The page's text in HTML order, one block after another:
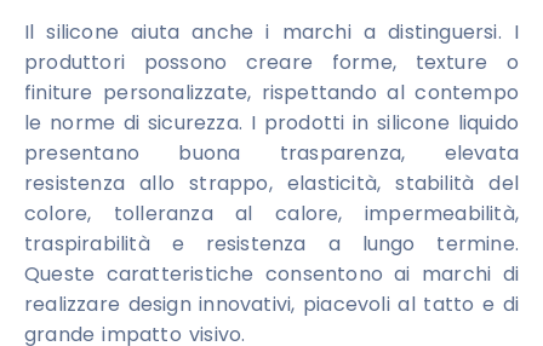
Il silicone aiuta anche i marchi a distinguersi. I
produttori possono creare forme, texture o
finiture personalizzate, rispettando al contempo
le norme di sicurezza. I prodotti in silicone liquido
presentano buona trasparenza, elevata
resistenza allo strappo, elasticità, stabilità del
colore, tolleranza al calore, impermeabilità,
traspirabilità e resistenza a lungo termine.
Queste caratteristiche consentono ai marchi di
realizzare design innovativi, piacevoli al tatto e di
grande impatto visivo.